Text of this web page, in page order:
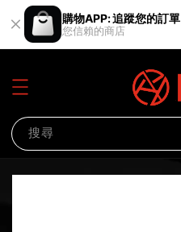
購物APP: 追蹤您的訂單
您信賴的商店
搜尋